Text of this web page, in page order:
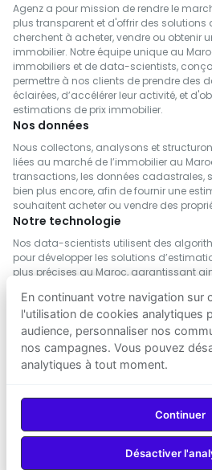
Agenz a pour mission de rendre le
plus transparent et d'offrir des solutions
cherchent à acheter, vendre ou obtenir
immobilier. Notre équipe unique au
immobiliers et de data-scientists,
permettre à nos clients de prendre des
éclairées, d’accélérer leur activité, et
estimations de prix immobilier.
Nos données
Nous collectons, analysons et
liées au marché de l’immobilier au
transactions, les données cadastrales,
bien plus encore, afin de fournir une
souhaitent acheter ou vendre des
Notre technologie
Nos data-scientists utilisent des
pour développer les solutions
plus précises au Maroc, garantissant
SUIVEZ NOUS
Telecharger sur
App Store
© 2026Agenz— Tous
En continuant votre navigation sur
l'utilisation de cookies analytiques
audience, personnaliser nos
nos campagnes. Vous pouvez
analytiques à tout moment.
Continuer
Désactiver